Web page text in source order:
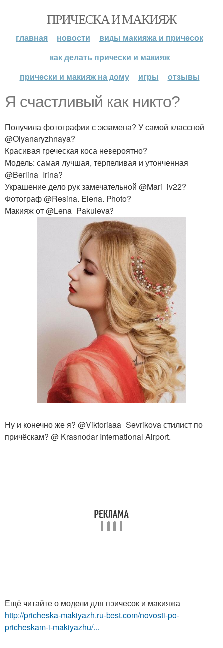
ПРИЧЕСКА И МАКИЯЖ
главная новости
виды макияжа и причесок
как делать прически и макияж
прически и макияж на дому
игры отзывы
Я счастливый как никто?
Получила фотографии с экзамена? У самой классной
@Olyanaryzhnaya?
Красивая греческая коса невероятно?
Модель: самая лучшая, терпеливая и утонченная
@Berlina_Irina?
Украшение дело рук замечательной @Mari_iv22?
Фотограф @Resina. Elena. Photo?
Макияж от @Lena_Pakuleva?
Ну и конечно же я? @Viktoriaaa_Sevrikova стилист по
причёскам? @ Krasnodar International Airport.
Ещё читайте о модели для причесок и макияжа
http://pricheska-makiyazh.ru-best.com/novosti-po-
pricheskam-i-makiyazhu/...